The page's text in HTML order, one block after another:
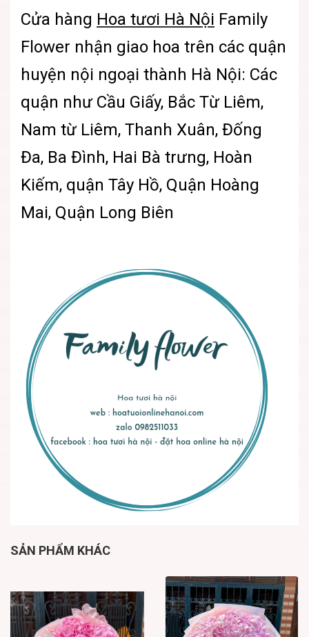
Cửa hàng Hoa tươi Hà Nội Family
Flower nhận giao hoa trên các quận
huyện nội ngoại thành Hà Nội: Các
quận như Cầu Giấy, Bắc Từ Liêm,
Nam từ Liêm, Thanh Xuân, Đống
Đa, Ba Đình, Hai Bà trưng, Hoàn
Kiếm, quận Tây Hồ, Quận Hoàng
Mai, Quận Long Biên
SẢN PHẨM KHÁC